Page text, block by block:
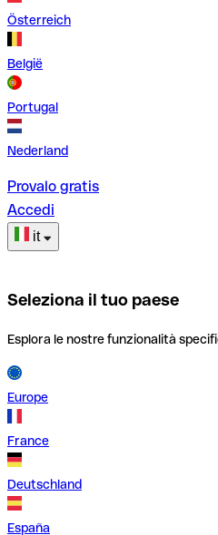
Österreich
België
Portugal
Nederland
Provalo gratis
Accedi
it
Seleziona il tuo paese
Esplora le nostre funzionalità
Europe
France
Deutschland
España